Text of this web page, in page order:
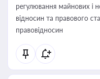
регулювання майнових і
відносин та правового
правовідносин